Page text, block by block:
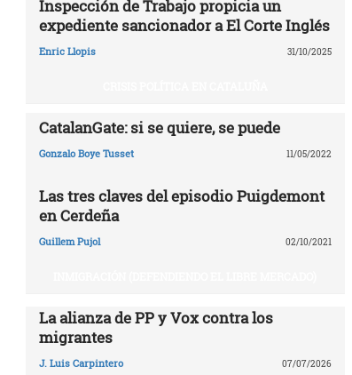
Inspección de Trabajo propicia un
expediente sancionador a El Corte Inglés
Enric Llopis 31/10/2025
CatalanGate: si se quiere, se puede
Gonzalo Boye Tusset 11/05/2022
Las tres claves del episodio Puigdemont
en Cerdeña
Guillem Pujol 02/10/2021
La alianza de PP y Vox contra los
migrantes
J. Luis Carpintero 07/07/2026